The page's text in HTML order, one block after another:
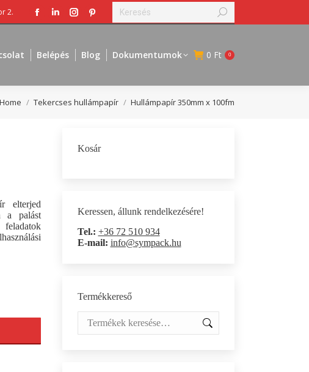
2.
Facebook
opens
window
Linkedin
opens
window
Instagram
opens
window
Pinterest
opens
window
Search:
Belépés Blog Dokumentumok 0 Ft 0
You are here:
Home Tekercses hullámpapír Hullámpapír 350mm x 100fm
elterjed
a palást
feladatok
Kosár
Keressen, állunk rendelkezésére!
Tel.: +36 72 510 934
E-mail: info@sympack.hu
Termékkereső